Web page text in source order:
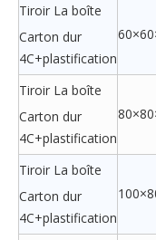
Tiroir La boîte
Carton dur
4C+plastification
Tiroir La boîte
Carton dur
4C+plastification
Tiroir La boîte
Carton dur
4C+plastification